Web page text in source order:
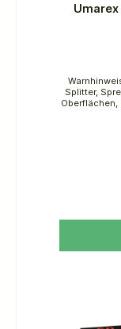
Splitter,
Oberflächen,